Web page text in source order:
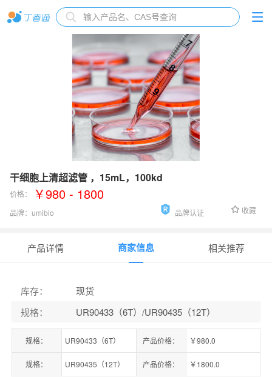
干细胞上清超滤管 ，15mL，100kd
价格： ￥980 - 1800
品牌： umibio 品牌认证 收藏
产品详情 商家信息 相关推荐
库存：
现货
规格： UR90433（6T）/UR90435（12T）
规格： UR90433（6T） 产品价格： ￥980.0
规格： UR90435（12T） 产品价格： ￥1800.0